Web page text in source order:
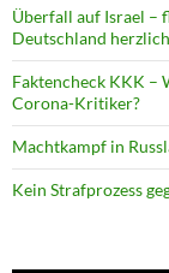
Überfall auf Israel –
Deutschland
Faktencheck KKK –
Corona-Kritiker?
Machtkampf in
Kein Strafprozess